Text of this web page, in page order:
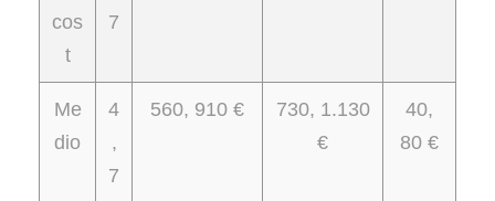
cos
t
7
Me
dio
4
,
7
560, 910 €
730, 1.130
€
40,
80 €